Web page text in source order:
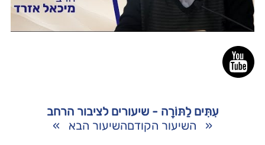
עִתִּים לַתּוֹרָה - שיעורים לציבור הרחב
« השיעור הקודםהשיעור הבא »